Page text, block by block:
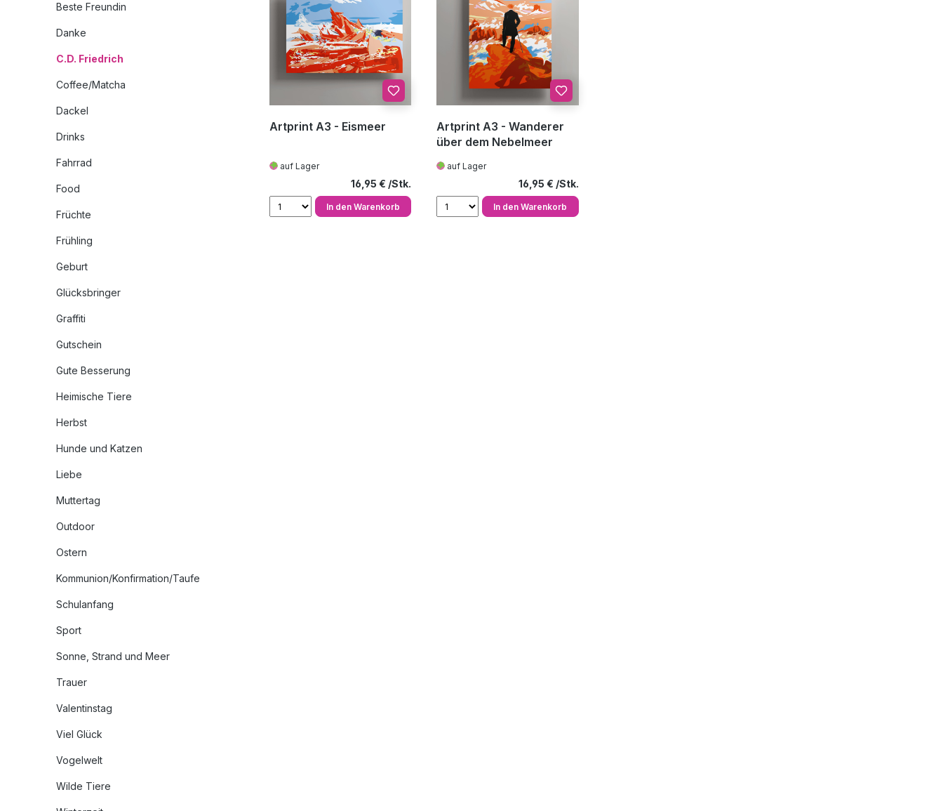
Beste Freundin
Danke
C.D. Friedrich
Coffee/Matcha
Dackel
Drinks
Fahrrad
Food
Früchte
Frühling
Geburt
Glücksbringer
Graffiti
Gutschein
Gute Besserung
Heimische Tiere
Herbst
Hunde und Katzen
Liebe
Muttertag
Outdoor
Ostern
Kommunion/Konfirmation/Taufe
Schulanfang
Sport
Sonne, Strand und Meer
Trauer
Valentinstag
Viel Glück
Vogelwelt
Wilde Tiere
Artprint A3 - Eismeer
auf Lager
Regulärer Preis:
16,95 €
In den Warenkorb
Artprint A3 - Wanderer
über dem Nebelmeer
auf Lager
Regulärer Preis:
16,95 €
In den Warenkorb